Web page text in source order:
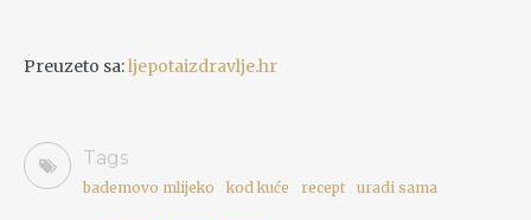
Preuzeto sa:ljepotaizdravlje.hr
Tags
bademovo mlijeko kod kuće recept uradi sama